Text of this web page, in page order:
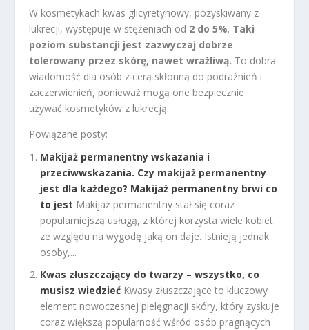
W kosmetykach kwas glicyretynowy, pozyskiwany z
lukrecji, występuje w stężeniach od 2 do 5%. Taki
poziom substancji jest zazwyczaj dobrze
tolerowany przez skórę, nawet wrażliwą. To dobra
wiadomość dla osób z cerą skłonną do podrażnień i
zaczerwienień, ponieważ mogą one bezpiecznie
używać kosmetyków z lukrecją.
Powiązane posty:
Makijaż permanentny wskazania i
przeciwwskazania. Czy makijaż permanentny
jest dla każdego? Makijaż permanentny brwi co
to jest Makijaż permanentny stał się coraz
popularniejszą usługą, z której korzysta wiele kobiet
ze względu na wygodę jaką on daje. Istnieją jednak
osoby,...
Kwas złuszczający do twarzy – wszystko, co
musisz wiedzieć Kwasy złuszczające to kluczowy
element nowoczesnej pielęgnacji skóry, który zyskuje
coraz większą popularność wśród osób pragnących